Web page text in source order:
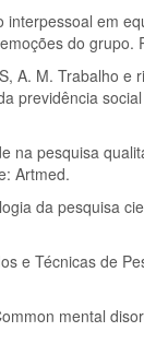
interpessoal em
do grupo.
A. M. Trabalho e
previdência
na pesquisa
Artmed.
da pesquisa
e Técnicas de
mental